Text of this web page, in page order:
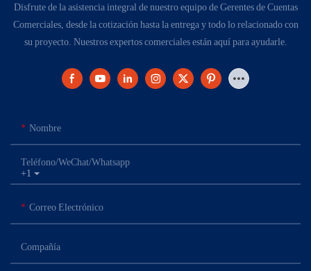
Disfrute de la asistencia integral de nuestro equipo de Gerentes de Cuentas
Comerciales, desde la cotización hasta la entrega y todo lo relacionado con
su proyecto. Nuestros expertos comerciales están aquí para ayudarle.
Nombre
+1
Teléfono/WeChat/Whatsapp
Correo Electrónico
Compañía